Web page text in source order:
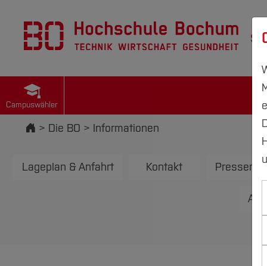
Campuswähler
Startseite
Die BO Informationen
Lageplan & Anfahrt Kontakt